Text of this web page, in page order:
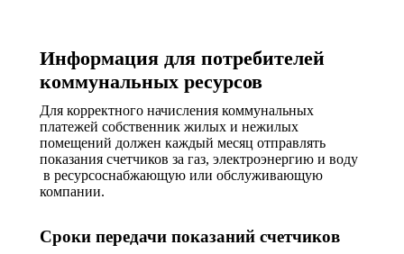
Информация для потребителей
коммунальных ресурсов
Для корректного начисления коммунальных
платежей собственник жилых и нежилых
помещений должен каждый месяц отправлять
показания счетчиков за газ, электроэнергию и воду
в ресурсоснабжающую или обслуживающую
компании.
Сроки передачи показаний счетчиков